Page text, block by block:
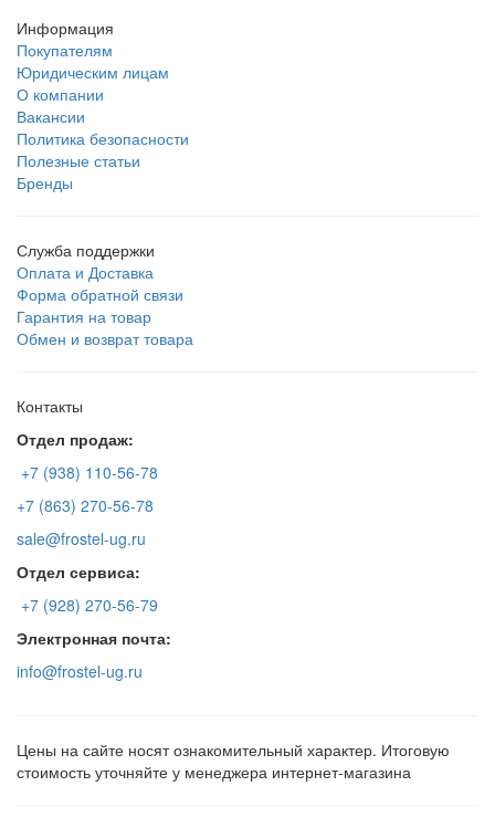
Информация
Покупателям
Юридическим лицам
О компании
Вакансии
Политика безопасности
Полезные статьи
Бренды
Служба поддержки
Оплата и Доставка
Форма обратной связи
Гарантия на товар
Обмен и возврат товара
Контакты
Отдел продаж:
+7 (938) 110-56-78
+7 (863) 270-56-78
sale@frostel-ug.ru
Отдел сервиса:
+7 (928) 270-56-79
Электронная почта:
info@frostel-ug.ru
Цены на сайте носят ознакомительный характер. Итоговую
стоимость уточняйте у менеджера интернет-магазина